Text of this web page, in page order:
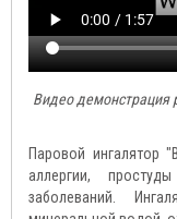
Видео демонстрация
Паровой ингалятор
аллергии,
заболеваний.